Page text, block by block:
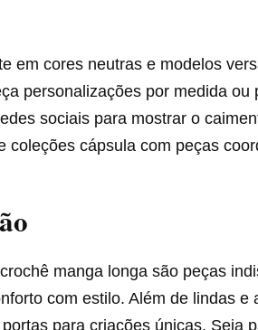
em cores neutras e modelos
personalizações por medida ou
sociais para mostrar o
coleções cápsula com peças
manga longa são peças
com estilo. Além de lindas
para criações únicas. Seja